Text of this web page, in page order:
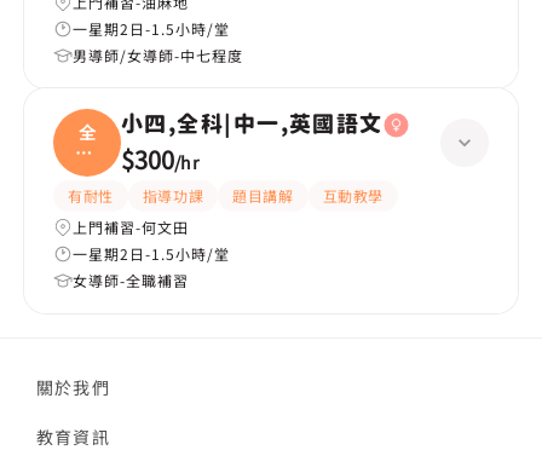
一星期2日-1.5小時/堂
男導師/女導師-中七程度
全
科|
中一
小四,全科|中一,英國語文
$300/hr
有耐性 指導功課 題目講解
互動教學
上門補習-何文田
一星期2日-1.5小時/堂
女導師-全職補習
關於我們
教育資訊